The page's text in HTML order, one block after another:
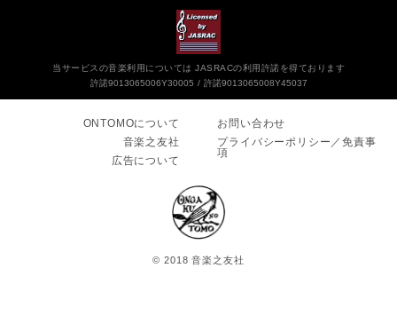
当サービスの音楽利用については JASRACの利用許諾を得ております
許諾9013065006Y30005
許諾9013065008Y45037
ONTOMOについて
音楽之友社
広告について
お問い合わせ
プライバシーポリシー／免責事
項
© 2018 音楽之友社